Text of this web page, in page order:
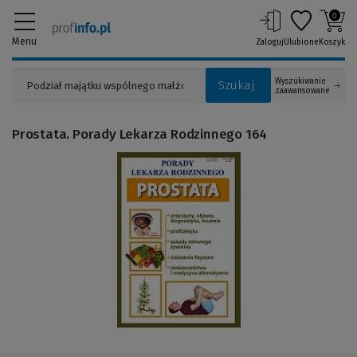
Menu
Szukaj
Wyszukiwanie
zaawansowane
ZalogujUlubione
0
Koszyk
Prostata. Porady Lekarza Rodzinnego 164